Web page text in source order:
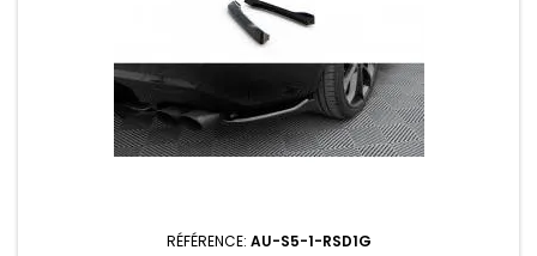
RÉFÉRENCE: AU-S5-1-RSD1G